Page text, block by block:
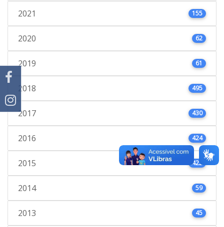
2021 155
2020 62
2019 61
2018 495
2017 430
2016 424
2015 422
2014 59
2013 45